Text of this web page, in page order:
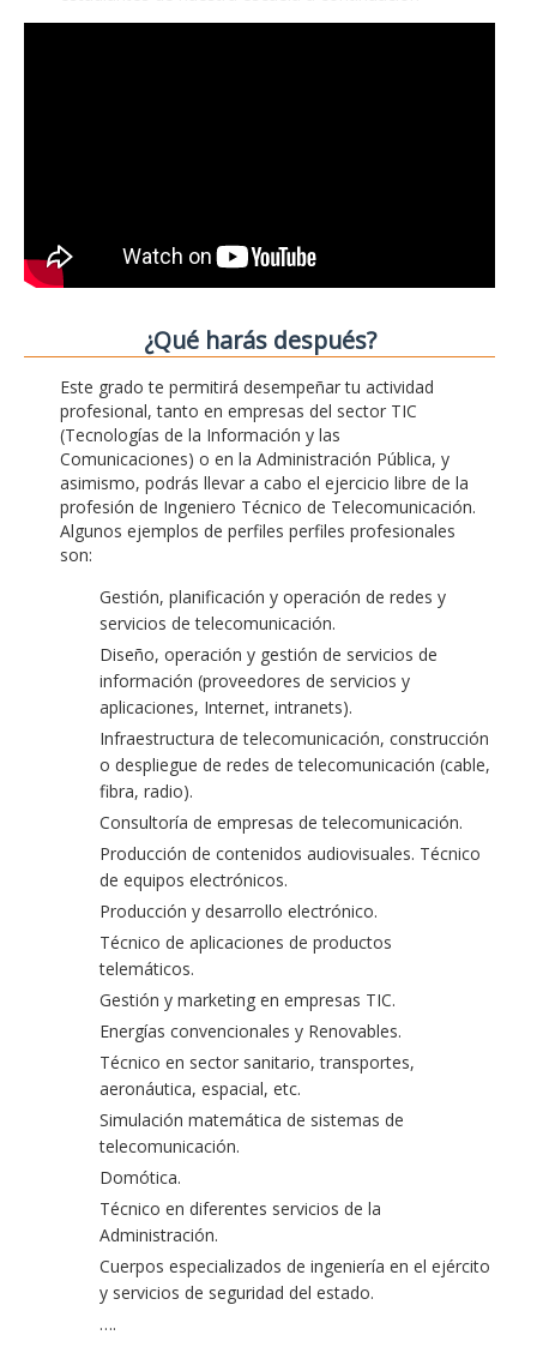
¿Qué harás después?
Este grado te permitirá desempeñar tu actividad
profesional, tanto en empresas del sector TIC
(Tecnologías de la Información y las
Comunicaciones) o en la Administración Pública, y
asimismo, podrás llevar a cabo el ejercicio libre de la
profesión de Ingeniero Técnico de Telecomunicación.
Algunos ejemplos de perfiles perfiles profesionales
son:
Gestión, planificación y operación de redes y
servicios de telecomunicación.
Diseño, operación y gestión de servicios de
información (proveedores de servicios y
aplicaciones, Internet, intranets).
Infraestructura de telecomunicación, construcción
o despliegue de redes de telecomunicación (cable,
fibra, radio).
Consultoría de empresas de telecomunicación.
Producción de contenidos audiovisuales. Técnico
de equipos electrónicos.
Producción y desarrollo electrónico.
Técnico de aplicaciones de productos
telemáticos.
Gestión y marketing en empresas TIC.
Energías convencionales y Renovables.
Técnico en sector sanitario, transportes,
aeronáutica, espacial, etc.
Simulación matemática de sistemas de
telecomunicación.
Domótica.
Técnico en diferentes servicios de la
Administración.
Cuerpos especializados de ingeniería en el ejército
y servicios de seguridad del estado.
….